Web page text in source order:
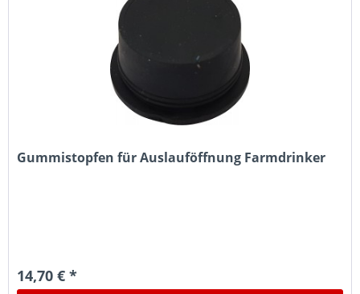
Gummistopfen für Auslauföffnung Farmdrinker
14,70 € *